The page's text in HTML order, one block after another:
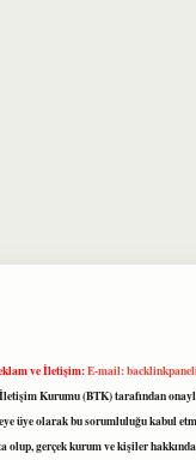
ve İletişim:E-mail:
Kurumu (BTK) tarafından
üye olarak bu sorumluluğu kabul
gerçek kurum ve kişiler